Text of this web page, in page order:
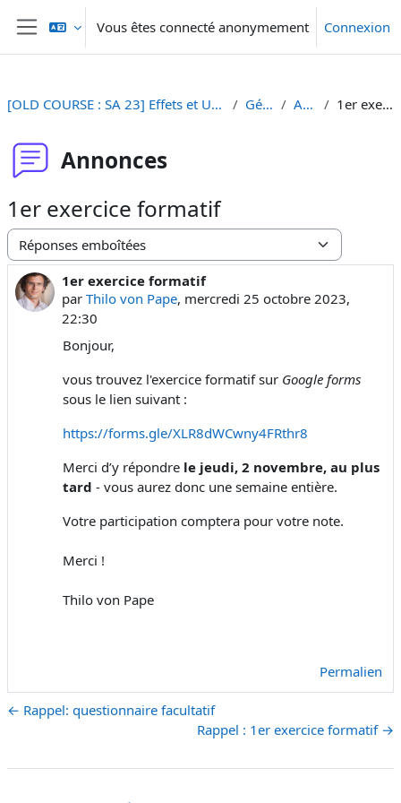
Passer au contenu principal
Panneau latéral
Vous êtes connecté anonymement Connexion
[OLD COURSE : SA 23] Effets et Usages des Médias et Nouveaux Médias Généralités Annonces 1er exercice formatif
Annonces
1er exercice formatif
Type d’affichage
1er exercice formatif
parThilo von Pape, mercredi 25 octobre 2023,
22:30
Nombre de réponses : 0
Bonjour,
vous trouvez l'exercice formatif sur Google forms
sous le lien suivant :
https://forms.gle/XLR8dWCwny4FRthr8
Merci d’y répondre le jeudi, 2 novembre, au plus
tard - vous aurez donc une semaine entière.
Votre participation comptera pour votre note.
Merci !
Thilo von Pape
Permalien
← Rappel: questionnaire facultatif
Rappel : 1er exercice formatif →